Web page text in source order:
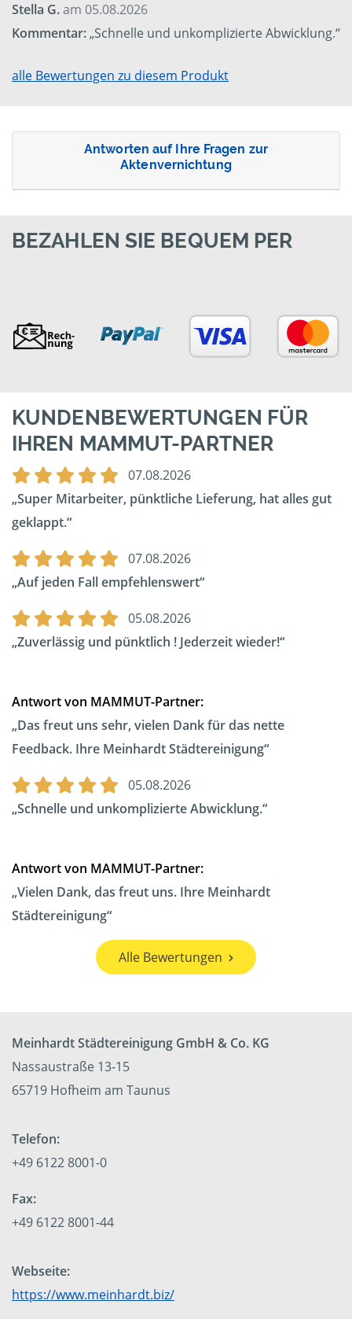
Stella G.am 05.08.2026
Kommentar:„Schnelle und unkomplizierte Abwicklung.“
alle Bewertungen zu diesem Produkt
Antworten auf Ihre Fragen zur
Aktenvernichtung
BEZAHLEN SIE BEQUEM PER
KUNDENBEWERTUNGEN FÜR
IHREN MAMMUT-PARTNER
07.08.2026
Super Mitarbeiter, pünktliche Lieferung, hat alles gut
geklappt.
07.08.2026
Auf jeden Fall empfehlenswert
05.08.2026
Zuverlässig und pünktlich ! Jederzeit wieder!
Antwort von MAMMUT-Partner:
Das freut uns sehr, vielen Dank für das nette
Feedback. Ihre Meinhardt Städtereinigung
05.08.2026
Schnelle und unkomplizierte Abwicklung.
Antwort von MAMMUT-Partner:
Vielen Dank, das freut uns. Ihre Meinhardt
Städtereinigung
Alle Bewertungen
Meinhardt Städtereinigung GmbH & Co. KG
Nassaustraße 13-15
65719 Hofheim am Taunus
Telefon:
+49 6122 8001-0
Fax:
+49 6122 8001-44
Webseite:
https://www.meinhardt.biz/